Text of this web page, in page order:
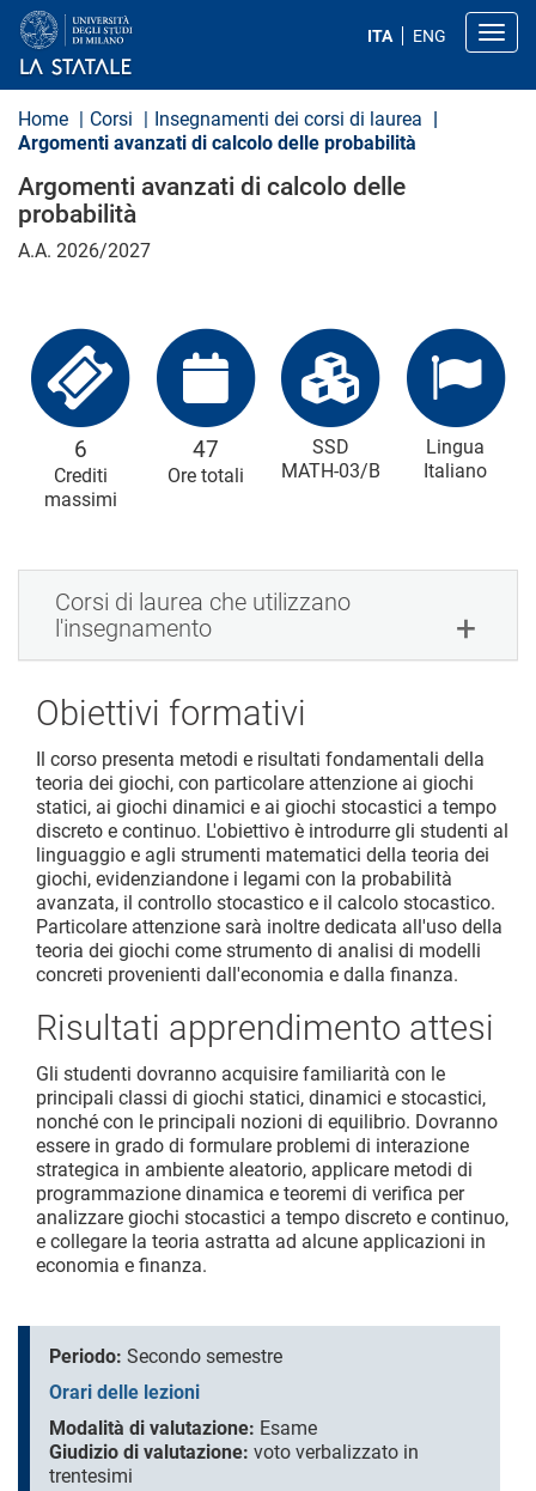
a
ITA ENG
Home Corsi
Insegnamenti dei corsi di laurea
Argomenti avanzati di calcolo delle probabilità
Argomenti avanzati di calcolo delle
probabilità
A.A. 2026/2027
6
Crediti
massimi
47
Ore totali
SSD
MATH-03/B
Lingua
Italiano
Corsi di laurea che utilizzano
l'insegnamento
Obiettivi formativi
Il corso presenta metodi e risultati fondamentali della
teoria dei giochi, con particolare attenzione ai giochi
statici, ai giochi dinamici e ai giochi stocastici a tempo
discreto e continuo. L'obiettivo è introdurre gli studenti al
linguaggio e agli strumenti matematici della teoria dei
giochi, evidenziandone i legami con la probabilità
avanzata, il controllo stocastico e il calcolo stocastico.
Particolare attenzione sarà inoltre dedicata all'uso della
teoria dei giochi come strumento di analisi di modelli
concreti provenienti dall'economia e dalla finanza.
Risultati apprendimento attesi
Gli studenti dovranno acquisire familiarità con le
principali classi di giochi statici, dinamici e stocastici,
nonché con le principali nozioni di equilibrio. Dovranno
essere in grado di formulare problemi di interazione
strategica in ambiente aleatorio, applicare metodi di
programmazione dinamica e teoremi di verifica per
analizzare giochi stocastici a tempo discreto e continuo,
e collegare la teoria astratta ad alcune applicazioni in
economia e finanza.
Periodo: Secondo semestre
Orari delle lezioni
Modalità di valutazione: Esame
Giudizio di valutazione: voto verbalizzato in
trentesimi